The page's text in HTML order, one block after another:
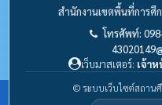
สำนักงานเขตพื้นที่การศึ
โทรศัพท์:
เว็บมาสเตอร์: เจ้า
© ระบบเว็บไซต์สถานศึ